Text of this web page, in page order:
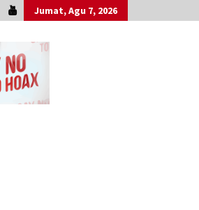
Jumat, Agu 7, 2026